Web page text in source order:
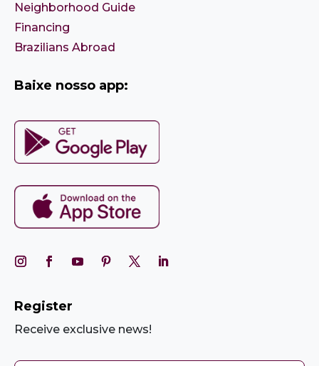
Neighborhood Guide
Financing
Brazilians Abroad
Baixe nosso app:
Register
Receive exclusive news!